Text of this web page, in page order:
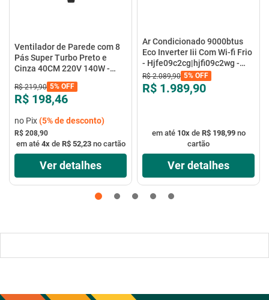
Ventilador de Parede com 8
Pás Super Turbo Preto e
Cinza 40CM 220V 140W -
R$ 219,90 5% OFF
R$ 198,46
no Pix(5%de desconto)
R$ 208,90
em até 4xde R$ 52,23no cartão
Ver detalhes
Ar Condicionado 9000btus
Eco Inverter Iii Com Wi-fi Frio
- Hjfe09c2cg|hjfi09c2wg -
Elgin
R$ 2.089,90 5% OFF
R$ 1.989,90
em até 10xde R$ 198,99no
cartão
Ver detalhes